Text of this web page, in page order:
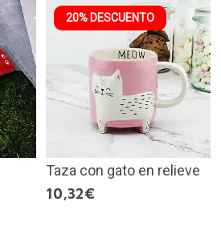
20% DESCUENTO
Taza con gato en relieve
10,32€